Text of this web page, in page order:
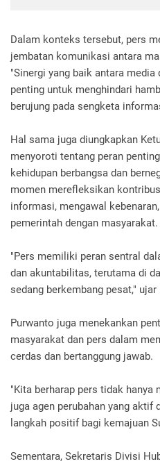
Dalam konteks tersebut, pers
jembatan komunikasi antara
"Sinergi yang baik antara
penting untuk menghindari
berujung pada sengketa
Hal sama juga diungkapkan
menyoroti tentang peran
kehidupan berbangsa dan
momen merefleksikan
informasi, mengawal
pemerintah dengan masyarakat.
"Pers memiliki peran sentral
dan akuntabilitas, terutama di
sedang berkembang pesat," ujar
Purwanto juga menekankan
masyarakat dan pers dalam
cerdas dan bertanggung jawab.
"Kita berharap pers tidak hanya
juga agen perubahan yang aktif
langkah positif bagi kemajuan
Sementara, Sekretaris Divisi